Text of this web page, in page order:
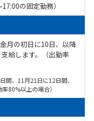
の固定勤務）
月の初日に10日、以降
給します。（出勤率
間、11月21日に12日間、
80%以上の場合）